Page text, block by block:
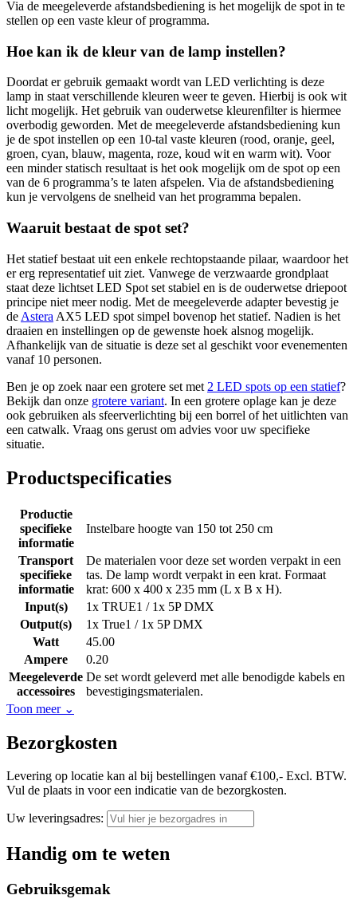
Via de meegeleverde afstandsbediening is het mogelijk de spot in te
stellen op een vaste kleur of programma.
Hoe kan ik de kleur van de lamp instellen?
Doordat er gebruik gemaakt wordt van LED verlichting is deze
lamp in staat verschillende kleuren weer te geven. Hierbij is ook wit
licht mogelijk. Het gebruik van ouderwetse kleurenfilter is hiermee
overbodig geworden. Met de meegeleverde afstandsbediening kun
je de spot instellen op een 10-tal vaste kleuren (rood, oranje, geel,
groen, cyan, blauw, magenta, roze, koud wit en warm wit). Voor
een minder statisch resultaat is het ook mogelijk om de spot op een
van de 6 programma’s te laten afspelen. Via de afstandsbediening
kun je vervolgens de snelheid van het programma bepalen.
Waaruit bestaat de spot set?
Het statief bestaat uit een enkele rechtopstaande pilaar, waardoor het
er erg representatief uit ziet. Vanwege de verzwaarde grondplaat
staat deze lichtset LED Spot set stabiel en is de ouderwetse driepoot
principe niet meer nodig. Met de meegeleverde adapter bevestig je
de Astera AX5 LED spot simpel bovenop het statief. Nadien is het
draaien en instellingen op de gewenste hoek alsnog mogelijk.
Afhankelijk van de situatie is deze set al geschikt voor evenementen
vanaf 10 personen.
Ben je op zoek naar een grotere set met 2 LED spots op een statief?
Bekijk dan onze grotere variant. In een grotere oplage kan je deze
ook gebruiken als sfeerverlichting bij een borrel of het uitlichten van
een catwalk. Vraag ons gerust om advies voor uw specifieke
situatie.
Productspecificaties
Productie
specifieke
informatie
Instelbare hoogte van 150 tot 250 cm
Transport
specifieke
informatie
De materialen voor deze set worden verpakt in een
tas. De lamp wordt verpakt in een krat. Formaat
krat: 600 x 400 x 235 mm (L x B x H).
Input(s)
1x TRUE1 / 1x 5P DMX
Output(s)
1x True1 / 1x 5P DMX
Watt
45.00
Ampere
0.20
Meegeleverde
accessoires
De set wordt geleverd met alle benodigde kabels en
bevestigingsmaterialen.
Toon meer ⌄
Bezorgkosten
Levering op locatie kan al bij bestellingen vanaf €100,- Excl. BTW.
Vul de plaats in voor een indicatie van de bezorgkosten.
Uw leveringsadres:
Handig om te weten
Gebruiksgemak